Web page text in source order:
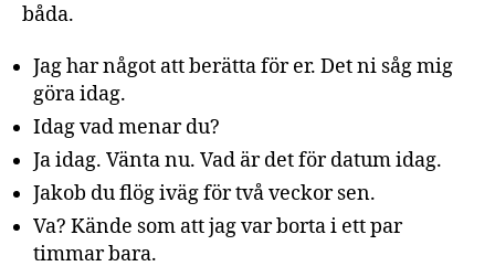
båda.
Jag har något att berätta för er. Det ni såg mig
göra idag.
Idag vad menar du?
Ja idag. Vänta nu. Vad är det för datum idag.
Jakob du flög iväg för två veckor sen.
Va? Kände som att jag var borta i ett par
timmar bara.